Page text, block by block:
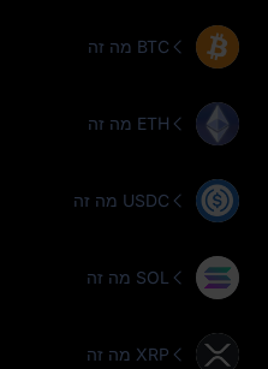
מה זה BTC
מה זה ETH
מה זה USDC
מה זה SOL
מה זה XRP